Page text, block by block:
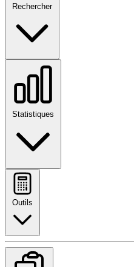
Rechercher
Statistiques
Outils